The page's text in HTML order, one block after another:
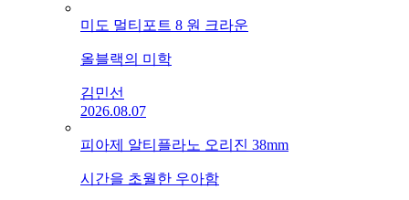
미도 멀티포트 8 원 크라운
올블랙의 미학
김민선
2026.08.07
피아제 알티플라노 오리진 38mm
시간을 초월한 우아함